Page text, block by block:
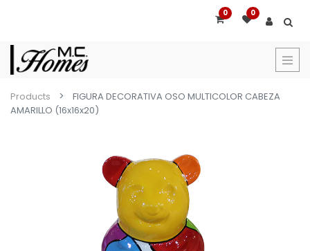
0 0
Products
FIGURA DECORATIVA OSO MULTICOLOR CABEZA
AMARILLO (16x16x20)